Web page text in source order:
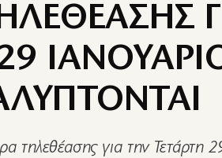
τηλεθέασης για την Τετάρτη